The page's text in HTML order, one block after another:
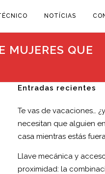
NOTÍCIAS
MUJERES QUE
Entradas recientes
Te vas de vacaciones…
necesitan que alguien
casa mientras estás
Llave mecánica y
proximidad: la